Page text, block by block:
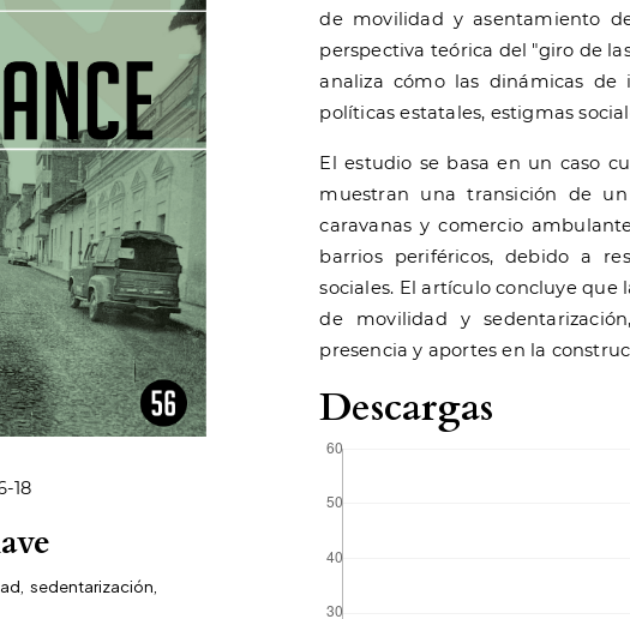
18
sedentarización
de movilidad y asentamiento
perspectiva teórica del "giro de
analiza cómo las dinámicas de
políticas estatales, estigmas
El estudio se basa en un caso
muestran una transición de
caravanas y comercio
barrios periféricos, debido a
sociales. El artículo concluye
de movilidad y
presencia y aportes en la
Descargas